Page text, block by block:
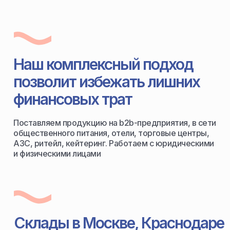
Наш комплексный подход
позволит избежать лишних
финансовых трат
Поставляем продукцию на b2b-предприятия, в сети
общественного питания, отели, торговые центры,
АЗС, ритейл, кейтеринг. Работаем с юридическими
и физическими лицами
Склады в Москве, Краснодаре